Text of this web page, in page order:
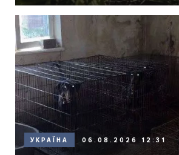
УКРАЇНА 06.08.2026 12:31